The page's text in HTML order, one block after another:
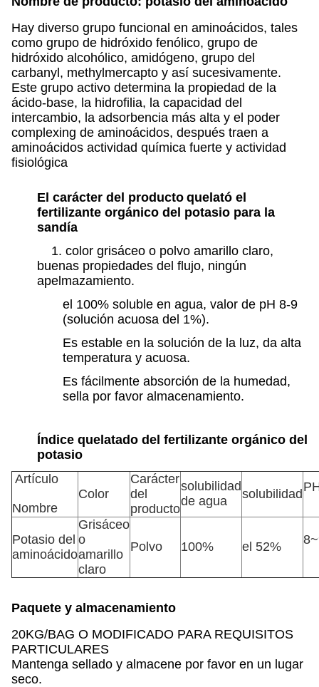
Hay diverso grupo funcional en aminoácidos, tales
como grupo de hidróxido fenólico, grupo de
hidróxido alcohólico, amidógeno, grupo del
carbanyl, methylmercapto y así sucesivamente.
Este grupo activo determina la propiedad de la
ácido-base, la hidrofilia, la capacidad del
intercambio, la adsorbencia más alta y el poder
complexing de aminoácidos, después traen a
aminoácidos actividad química fuerte y actividad
fisiológica
El carácter del producto quelató el
fertilizante orgánico del potasio para la
sandía
1. color grisáceo o polvo amarillo claro,
buenas propiedades del flujo, ningún
apelmazamiento.
el 100% soluble en agua, valor de pH 8-9
(solución acuosa del 1%).
Es estable en la solución de la luz, da alta
temperatura y acuosa.
Es fácilmente absorción de la humedad,
sella por favor almacenamiento.
Índice quelatado del fertilizante orgánico del
potasio
Artículo
Nombre
Color
Carácter
del
producto
solubilidad
de agua
solubilidad
Potasio del
aminoácido
Grisáceo
o
amarillo
claro
Polvo 100% el 52%
Paquete y almacenamiento
20KG/BAG O MODIFICADO PARA REQUISITOS
PARTICULARES
Mantenga sellado y almacene por favor en un lugar
seco.